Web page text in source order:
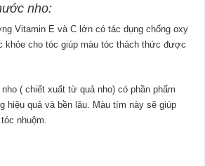
nho:
Vitamin E và C lớn có tác dụng chống oxy
khỏe cho tóc giúp màu tóc thách thức được
( chiết xuất từ quả nho) có phần phẩm
hiệu quả và bền lâu. Màu tím này sẽ giúp
nhuộm.